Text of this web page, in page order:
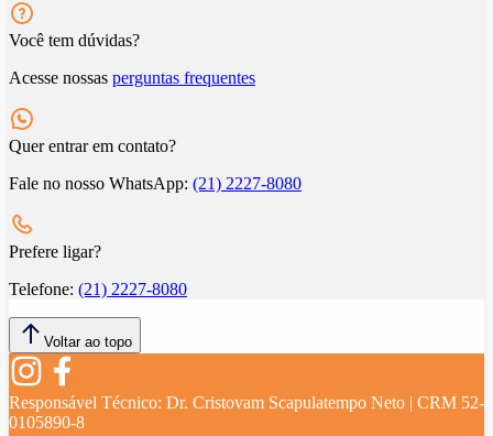
Você tem dúvidas?
Acesse nossas perguntas frequentes
Quer entrar em contato?
Fale no nosso WhatsApp: (21) 2227-8080
Prefere ligar?
Telefone: (21) 2227-8080
Voltar ao topo
Responsável Técnico: Dr. Cristovam Scapulatempo Neto | CRM 52-
0105890-8